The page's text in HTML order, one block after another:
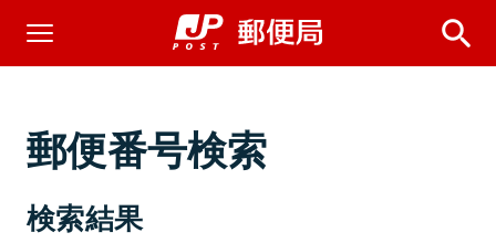
郵便番号検索
検索結果